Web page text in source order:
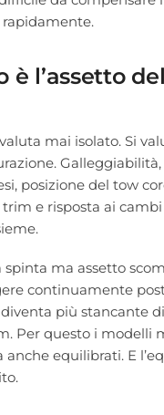
è l’assetto del
mai isolato. Si
Galleggiabilità,
posizione del tow
e risposta ai
ma assetto
continuamente
più stancante
Per questo i modelli
anche equilibrati. E